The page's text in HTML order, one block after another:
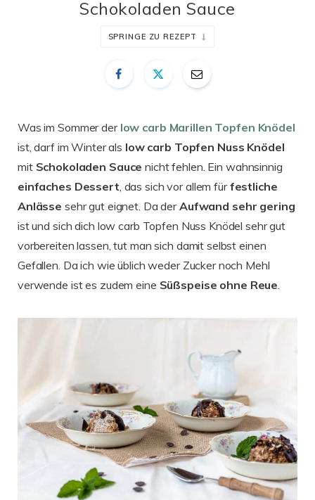
Schokoladen Sauce
SPRINGE ZU REZEPT
Was im Sommer der low carb Marillen Topfen Knödel
ist, darf im Winter als low carb Topfen Nuss Knödel
mit Schokoladen Saucenicht fehlen. Ein wahnsinnig
einfaches Dessert, das sich vor allem fürfestliche
Anlässe sehr gut eignet. Da derAufwand sehr gering
ist und sich dich low carb Topfen Nuss Knödel sehr gut
vorbereiten lassen, tut man sich damit selbst einen
Gefallen. Da ich wie üblich weder Zucker noch Mehl
verwende ist es zudem eine Süßspeise ohne Reue.